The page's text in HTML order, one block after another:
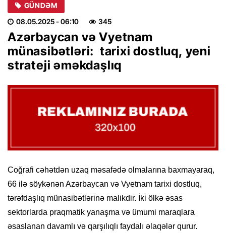
GÜNDƏM
08.05.2025- 06:10 345
Azərbaycan və Vyetnam
münasibətləri: tarixi dostluq, yeni
strateji əməkdaşlıq
Coğrafi cəhətdən uzaq məsafədə olmalarına baxmayaraq,
66 ilə söykənən Azərbaycan və Vyetnam tarixi dostluq,
tərəfdaşlıq münasibətlərinə malikdir. İki ölkə əsas
sektorlarda praqmatik yanaşma və ümumi maraqlara
əsaslanan davamlı və qarşılıqlı faydalı əlaqələr qurur.